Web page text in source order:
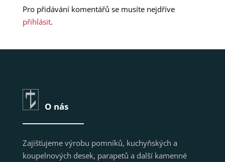
Pro přidávání komentářů se musíte nejdříve
přihlásit.
O nás
Zajišťujeme výrobu pomníků, kuchyňských a
koupelnových desek, parapetů a další kamenné